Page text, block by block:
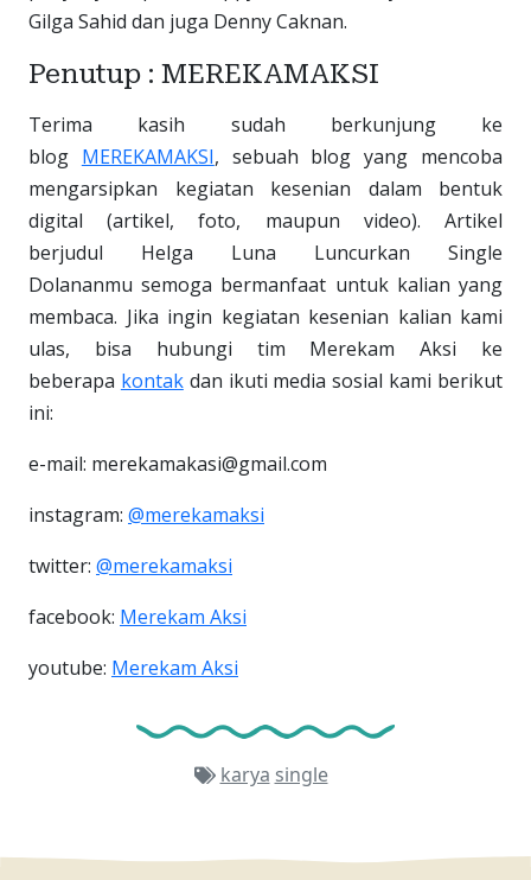
Gilga Sahid dan juga Denny Caknan.
Penutup : MEREKAMAKSI
Terima kasih sudah berkunjung ke
blog MEREKAMAKSI, sebuah blog yang mencoba
mengarsipkan kegiatan kesenian dalam bentuk
digital (artikel, foto, maupun video). Artikel
berjudul Helga Luna Luncurkan Single
Dolananmu semoga bermanfaat untuk kalian yang
membaca. Jika ingin kegiatan kesenian kalian kami
ulas, bisa hubungi tim Merekam Aksi ke
beberapa kontakdan ikuti media sosial kami berikut
ini:
e-mail: merekamakasi@gmail.com
instagram: @merekamaksi
twitter: @merekamaksi
facebook: Merekam Aksi
youtube: Merekam Aksi
karya single